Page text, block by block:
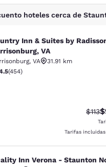
& Suites by
Inn & Suites by
VA
, VA
31.91 km
de 4.5 estrellas. Excelente.
(454)
$113
Tarifas incluidas
-
Inn Verona - Staunton